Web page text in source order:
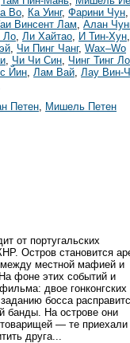
Во Ка Уинг, Фарини Чун
Винcент Лам
Алан
Ло Ли Хайтао И Тин-Хун
Чи Пинг Чанг, Wах–Wо
Чи Чи Син Чинг Тинг Ло
Йин Лам Вай Лау Вин-
Петен
Мишель Петен
от португальских
Остров становится
местной мафией и
фоне этих событий и
двое гонконгских
босса
На острове они
— те приехали
друга...